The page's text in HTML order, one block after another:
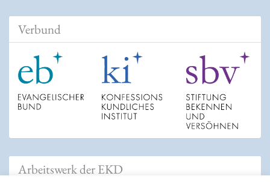
Verbund
Arbeitswerk der EKD